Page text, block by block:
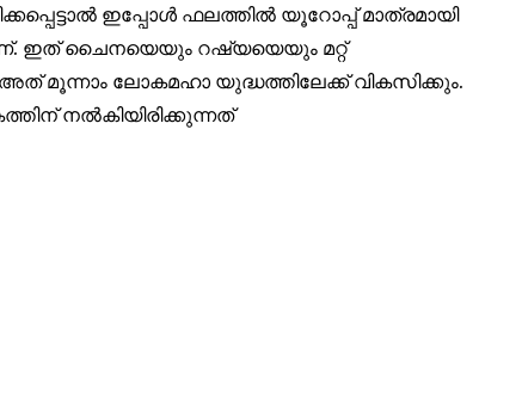
ഇപ്പോൾ ഫലത്തിൽ യൂറോപ്പ് മാത്രമായി
ഇത് ചൈനയെയും റഷ്യയെയും മറ്റ്
മൂന്നാം ലോകമഹാ യുദ്ധത്തിലേക്ക് വികസിക്കും.
നൽകിയിരിക്കുന്നത്